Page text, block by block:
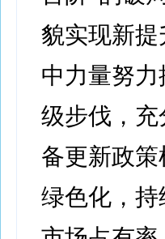
貌实现新
中力量努
级步伐，
备更新政
绿色化，